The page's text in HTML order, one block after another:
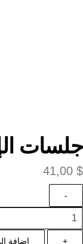
جلسات
41,00 $
-
+ إضافة